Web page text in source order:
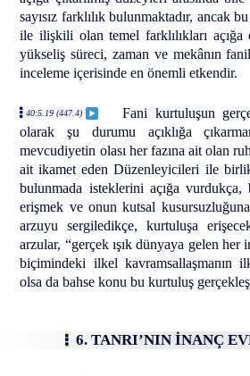
sayısız farklılık bulunmaktadır, ancak
ile ilişkili olan temel farklılıkları
yükseliş süreci, zaman ve mekânın
inceleme içerisinde en önemli etkendir.
40:5.19 (447.4)
Fani kurtuluşun
olarak şu durumu açıklığa
mevcudiyetin olası her fazına ait olan
ait ikamet eden Düzenleyicileri ile
bulunmada isteklerini açığa vurdukça,
erişmek ve onun kutsal
arzuyu sergiledikçe, kurtuluşa
arzular, “gerçek ışık dünyaya gelen her
biçimindeki ilkel kavramsallaşmanın
olsa da bahse konu bu kurtuluş
6. TANRI’NIN İNANÇ